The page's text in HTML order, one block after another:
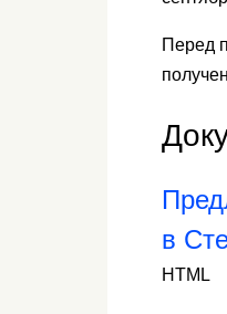
Перед
в
HTML